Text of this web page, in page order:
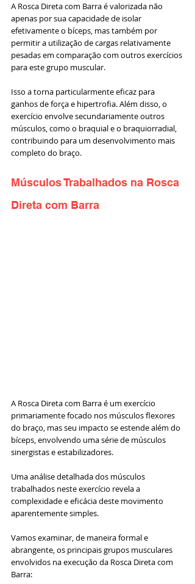
A Rosca Direta com Barra é valorizada não
apenas por sua capacidade de isolar
efetivamente o bíceps, mas também por
permitir a utilização de cargas relativamente
pesadas em comparação com outros exercícios
para este grupo muscular.
Isso a torna particularmente eficaz para
ganhos de força e hipertrofia. Além disso, o
exercício envolve secundariamente outros
músculos, como o braquial e o braquiorradial,
contribuindo para um desenvolvimento mais
completo do braço.
Músculos Trabalhados na Rosca
Direta com Barra
A Rosca Direta com Barra é um exercício
primariamente focado nos músculos flexores
do braço, mas seu impacto se estende além do
bíceps, envolvendo uma série de músculos
sinergistas e estabilizadores.
Uma análise detalhada dos músculos
trabalhados neste exercício revela a
complexidade e eficácia deste movimento
aparentemente simples.
Vamos examinar, de maneira formal e
abrangente, os principais grupos musculares
envolvidos na execução da Rosca Direta com
Barra: